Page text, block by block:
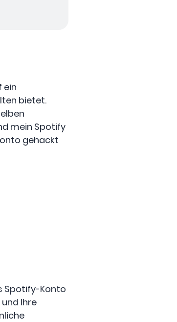
ein
bietet.
mein Spotify
gehackt
Spotify-Konto
Ihre